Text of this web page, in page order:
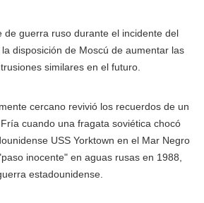
de guerra ruso durante el incidente del
disposición de Moscú de aumentar las
similares en el futuro.
cercano revivió los recuerdos de un
cuando una fragata soviética chocó
USS Yorktown en el Mar Negro
inocente" en aguas rusas en 1988,
estadounidense.